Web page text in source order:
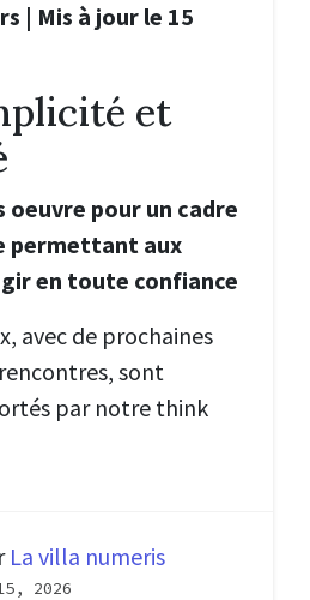
| Mis à jour le 15
et
oeuvre pour un cadre
permettant aux
en toute confiance
avec de prochaines
sont
par notre think
La villa numeris
2026